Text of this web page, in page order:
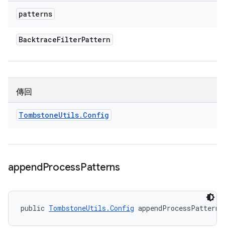
patterns
BacktraceFilterPattern
傳回
TombstoneUtils. Config
appendProcessPatterns
public TombstoneUtils.Config